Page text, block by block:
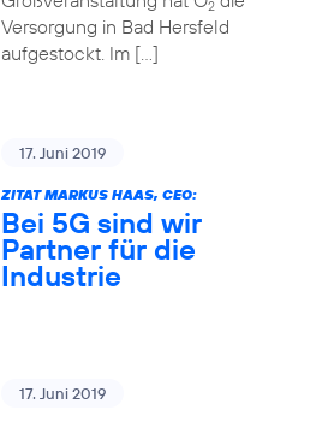
2
Versorgung in Bad Hersfeld
aufgestockt. Im […]
17. Juni 2019
ZITAT MARKUS HAAS, CEO:
Bei 5G sind wir
Partner für die
Industrie
17. Juni 2019